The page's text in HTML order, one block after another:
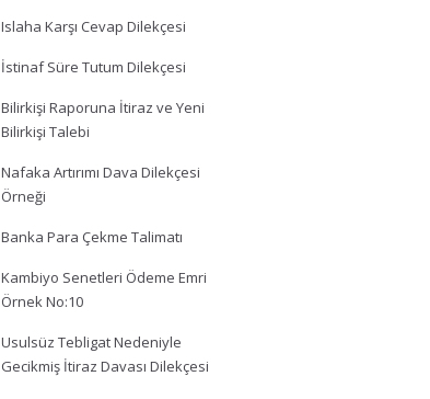
Islaha Karşı Cevap Dilekçesi
İstinaf Süre Tutum Dilekçesi
Bilirkişi Raporuna İtiraz ve Yeni
Bilirkişi Talebi
Nafaka Artırımı Dava Dilekçesi
Örneği
Banka Para Çekme Talimatı
Kambiyo Senetleri Ödeme Emri
Örnek No:10
Usulsüz Tebligat Nedeniyle
Gecikmiş İtiraz Davası Dilekçesi